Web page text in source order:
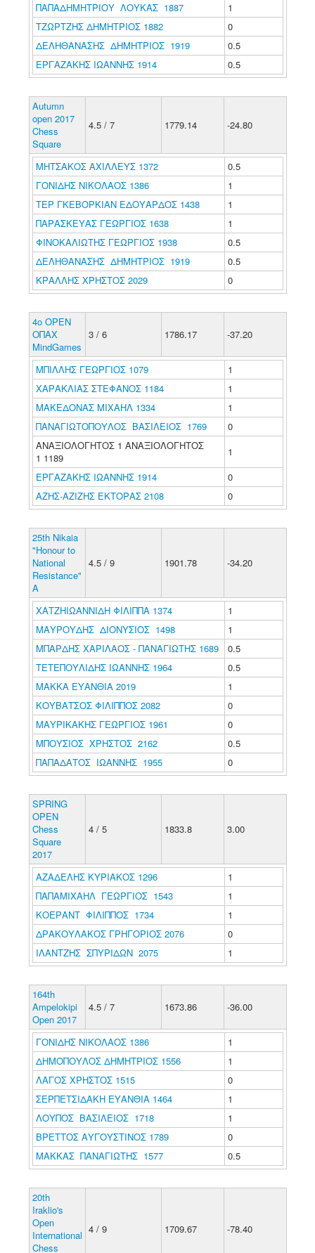
ΠΑΠΑΔΗΜΗΤΡΙΟΥ ΛΟΥΚΑΣ 1887
1
ΤΖΩΡΤΖΗΣ ΔΗΜΗΤΡΙΟΣ 1882
0
ΔΕΛΗΘΑΝΑΣΗΣ ΔΗΜΗΤΡΙΟΣ 1919
0.5
ΕΡΓΑΖΑΚΗΣ ΙΩΑΝΝΗΣ 1914
0.5
Autumn
open 2017
Chess
Square
4.5 / 7 1779.14 -24.80
ΜΗΤΣΑΚΟΣ ΑΧΙΛΛΕΥΣ 1372
0.5
ΓΟΝΙΔΗΣ ΝΙΚΟΛΑΟΣ 1386
1
ΤΕΡ ΓΚΕΒΟΡΚΙΑΝ ΕΔΟΥΑΡΔΟΣ 1438
1
ΠΑΡΑΣΚΕΥΑΣ ΓΕΩΡΓΙΟΣ 1638
1
ΦΙΝΟΚΑΛΙΩΤΗΣ ΓΕΩΡΓΙΟΣ 1938
0.5
ΔΕΛΗΘΑΝΑΣΗΣ ΔΗΜΗΤΡΙΟΣ 1919
0.5
ΚΡΑΛΛΗΣ ΧΡΗΣΤΟΣ 2029
0
4ο OPEN
ΟΠΑΧ
MindGames
3 / 6 1786.17 -37.20
ΜΠΙΛΛΗΣ ΓΕΩΡΓΙΟΣ 1079
1
ΧΑΡΑΚΛΙΑΣ ΣΤΕΦΑΝΟΣ 1184
1
ΜΑΚΕΔΟΝΑΣ ΜΙΧΑΗΛ 1334
1
ΠΑΝΑΓΙΩΤΟΠΟΥΛΟΣ ΒΑΣΙΛΕΙΟΣ 1769
0
ΑΝΑΞΙΟΛΟΓΗΤΟΣ 1 ΑΝΑΞΙΟΛΟΓΗΤΟΣ
1 1189
1
ΕΡΓΑΖΑΚΗΣ ΙΩΑΝΝΗΣ 1914
0
ΑΖΗΣ-ΑΖΙΖΗΣ ΕΚΤΟΡΑΣ 2108
0
25th Nikaia
"Honour to
National
Resistance"
A
4.5 / 9 1901.78 -34.20
ΧΑΤΖΗΙΩΑΝΝΙΔΗ ΦΙΛΙΠΠΑ 1374
1
ΜΑΥΡΟΥΔΗΣ ΔΙΟΝΥΣΙΟΣ 1498
1
ΜΠΑΡΔΗΣ ΧΑΡΙΛΑΟΣ - ΠΑΝΑΓΙΩΤΗΣ 1689
0.5
ΤΕΤΕΠΟΥΛΙΔΗΣ ΙΩΑΝΝΗΣ 1964
0.5
ΜΑΚΚΑ ΕΥΑΝΘΙΑ 2019
1
ΚΟΥΒΑΤΣΟΣ ΦΙΛΙΠΠΟΣ 2082
0
ΜΑΥΡΙΚΑΚΗΣ ΓΕΩΡΓΙΟΣ 1961
0
ΜΠΟΥΣΙΟΣ ΧΡΗΣΤΟΣ 2162
0.5
ΠΑΠΑΔΑΤΟΣ ΙΩΑΝΝΗΣ 1955
0
SPRING
OPEN
Chess
Square
2017
4 / 5 1833.8 3.00
ΑΖΑΔΕΛΗΣ ΚΥΡΙΑΚΟΣ 1296
1
ΠΑΠΑΜΙΧΑΗΛ ΓΕΩΡΓΙΟΣ 1543
1
ΚΟΕΡΑΝΤ ΦΙΛΙΠΠΟΣ 1734
1
ΔΡΑΚΟΥΛΑΚΟΣ ΓΡΗΓΟΡΙΟΣ 2076
0
ΙΛΑΝΤΖΗΣ ΣΠΥΡΙΔΩΝ 2075
1
164th
Ampelokipi
Open 2017
4.5 / 7 1673.86 -36.00
ΓΟΝΙΔΗΣ ΝΙΚΟΛΑΟΣ 1386
1
ΔΗΜΟΠΟΥΛΟΣ ΔΗΜΗΤΡΙΟΣ 1556
1
ΛΑΓΟΣ ΧΡΗΣΤΟΣ 1515
0
ΣΕΡΠΕΤΣΙΔΑΚΗ ΕΥΑΝΘΙΑ 1464
1
ΛΟΥΠΟΣ ΒΑΣΙΛΕΙΟΣ 1718
1
ΒΡΕΤΤΟΣ ΑΥΓΟΥΣΤΙΝΟΣ 1789
0
ΜΑΚΚΑΣ ΠΑΝΑΓΙΩΤΗΣ 1577
0.5
20th
Iraklio's
Open
International
Chess
4 / 9 1709.67 -78.40